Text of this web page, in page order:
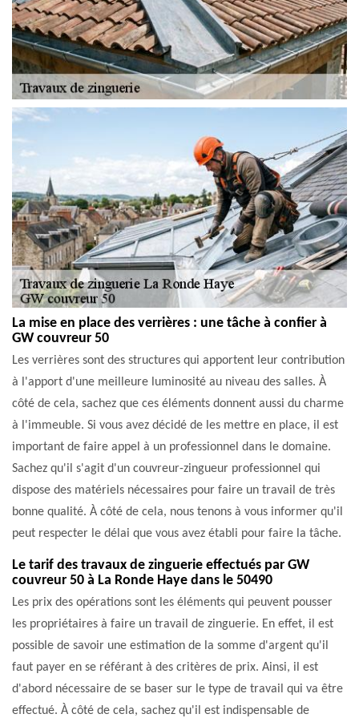
La mise en place des verrières : une tâche à confier à
GW couvreur 50
Les verrières sont des structures qui apportent leur contribution
à l'apport d'une meilleure luminosité au niveau des salles. À
côté de cela, sachez que ces éléments donnent aussi du charme
à l'immeuble. Si vous avez décidé de les mettre en place, il est
important de faire appel à un professionnel dans le domaine.
Sachez qu'il s'agit d'un couvreur-zingueur professionnel qui
dispose des matériels nécessaires pour faire un travail de très
bonne qualité. À côté de cela, nous tenons à vous informer qu'il
peut respecter le délai que vous avez établi pour faire la tâche.
Le tarif des travaux de zinguerie effectués par GW
couvreur 50 à La Ronde Haye dans le 50490
Les prix des opérations sont les éléments qui peuvent pousser
les propriétaires à faire un travail de zinguerie. En effet, il est
possible de savoir une estimation de la somme d'argent qu'il
faut payer en se référant à des critères de prix. Ainsi, il est
d'abord nécessaire de se baser sur le type de travail qui va être
effectué. À côté de cela, sachez qu'il est indispensable de